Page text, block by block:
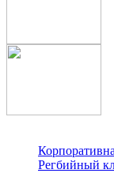
Регбийный